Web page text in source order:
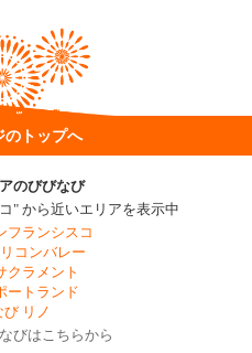
のトップへ
のびびなび
" から近いエリアを表示中
フランシスコ
コンバレー
クラメント
ートランド
び リノ
びはこちらから